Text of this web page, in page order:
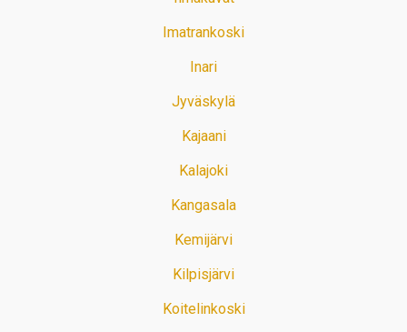
Imatrankoski
Inari
Jyväskylä
Kajaani
Kalajoki
Kangasala
Kemijärvi
Kilpisjärvi
Koitelinkoski